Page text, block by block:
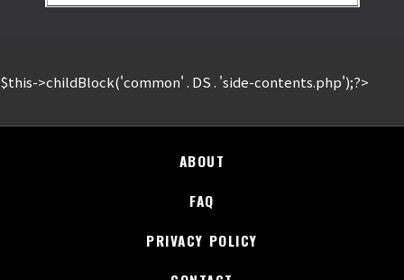
$this->childBlock('common' . DS . 'side-contents.php');?>
ABOUT
FAQ
PRIVACY POLICY